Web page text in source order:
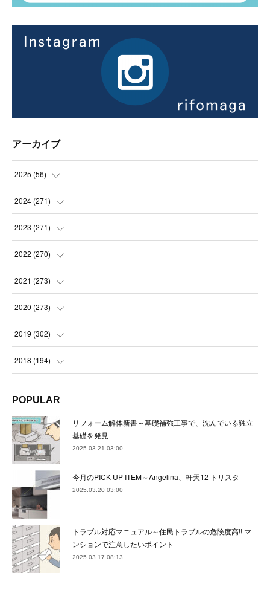
アーカイブ
2025 (56)
(14
(21
(21
2024 (271)
(21
(22
(23
(22
(24)
22)
(22)
(22)
(25
2023 (271)
(22
(23
(23
(21
(23 )
(24
(21
(24)
(21
( 23)
2022 (270)
(23
(23
(22
(23
(22 )
(23
(23
(22)
(24
( 21)
(20)
2021 (273)
(24
(23
(22
(23)
(23
(22)
(23
( 24)
(21)
2020 (273)
(24
(22
(22)
(24
(24)
(23
( 21)
(22)
2019 (302)
(23
(22)
(21)
(27)
(22
33)
(28)
2018 (194)
(17)
(32)
(36)
(30
34)
(8 )
POPULAR
リフォーム解体新書～基礎補強工事で、沈んでいる独立
基礎を発見
2025.03.21 03:00
今月のPICK UP ITEM～Angelina、軒天12 トリスタ
2025.03.20 03:00
トラブル対応マニュアル～住民トラブルの危険度高!! マ
ンションで注意したいポイント
2025.03.17 08:13